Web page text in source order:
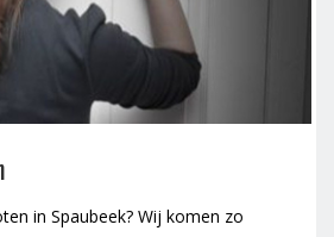
in Spaubeek? Wij komen zo